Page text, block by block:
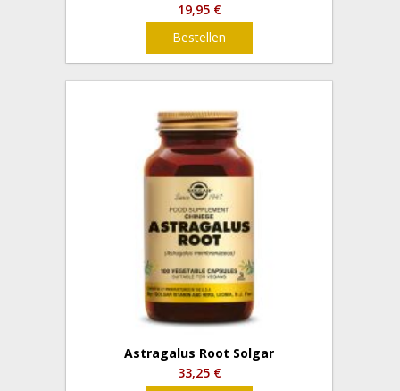
19,95 €
Bestellen
Astragalus Root Solgar
33,25 €